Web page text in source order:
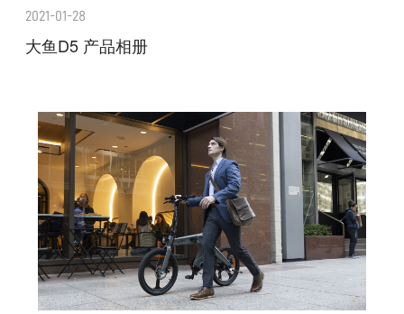
2021-01-28
大鱼D5 产品相册